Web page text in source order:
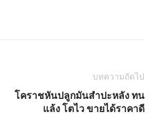
บทความถัดไป
โคราชหันปลูกมันสำปะหลัง ทน
แล้ง โตไว ขายได้ราคาดี